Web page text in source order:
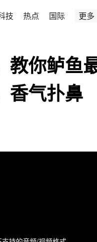
技 热点 国际 更多
教你鲈鱼
香气扑鼻